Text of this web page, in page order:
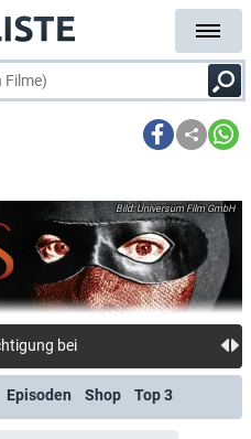
Universum Film GmbH
Episoden Shop Top 3